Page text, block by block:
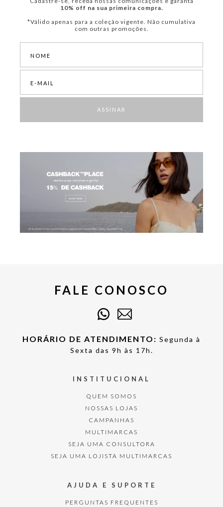
10% off na sua primeira compra.
*Válido apenas para a coleção vigente. Não cumulativa
com outras promoções.
ASSINAR
FALE CONOSCO
HORÁRIO DE ATENDIMENTO: Segunda à
Sexta das 9h às 17h.
INSTITUCIONAL
QUEM SOMOS
NOSSAS LOJAS
CAMPANHAS
MULTIMARCAS
SEJA UMA CONSULTORA
SEJA UMA LOJISTA MULTIMARCAS
AJUDA E SUPORTE
PERGUNTAS FREQUENTES